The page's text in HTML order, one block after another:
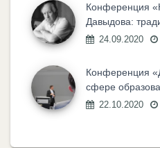
Конференция
Давыдова:
24.09.2020
Конференция
сфере
22.10.2020